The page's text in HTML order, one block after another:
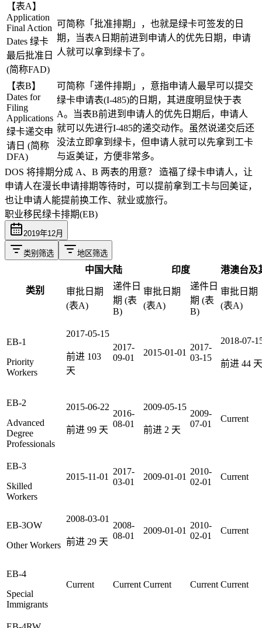
【表A】
Application
Final Action
Dates 绿卡
最后批准日
(简称FAD)
可简称「批准排期」，也就是绿卡可签发的日
期，当表A日期前进到申请人的优先日期，申请
人就可以拿到绿卡了。
【表B】
Dates for
Filing
Applications
绿卡递交申
请日 (简称
DFA)
可简称「递件排期」，意指申请人最早可以提交
绿卡申请表(I-485)的日期，其进度明显快于表
A。当表B前进到申请人的优先日期后，申请人
就可以先进行I-485的递交动作。虽然说递交后还
没法立即拿到绿卡，但申请人就可以先拿到工卡
与返美证，方便非常多。
DOS 将排期分成 A、B 两表的用意？
造福了绿卡申请人，让
申请人在漫长申请排期等待时，可以提前拿到工卡与回美证，
也让申请人能提前换工作、就业或旅行。
职业移民绿卡排期(EB)
2019年12月
类别筛选 地区筛选
类别
中国大陆 印度 港澳台及
审批日期
(表A)
递件日
期 (表
B)
审批日期
(表A)
递件日
期 (表
B)
审批日期
(表A)
EB-1
Priority
Workers
2017-05-15
前进 103
天
2017-
09-01
2015-01-01
2017-
03-15
2018-07-
前进 44 天
EB-2
Advanced
Degree
Professionals
2015-06-22
前进 99 天
2016-
08-01
2009-05-15
前进 2 天
2009-
07-01
Current
EB-3
Skilled
Workers
2015-11-01
2017-
03-01
2009-01-01
2010-
02-01
Current
EB-3OW
Other Workers
2008-03-01
前进 29 天
2008-
08-01
2009-01-01
2010-
02-01
Current
EB-4
Special
Immigrants
Current Current Current Current Current